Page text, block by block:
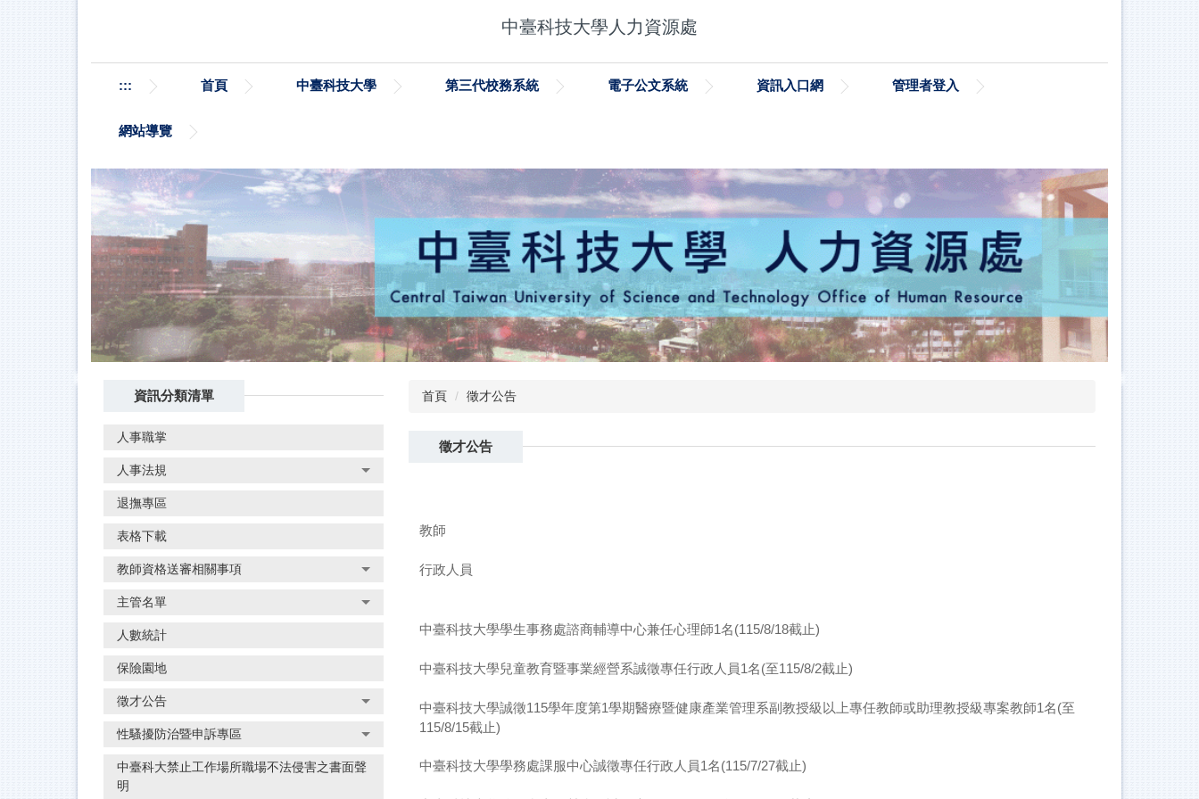
中臺科技大學人力資源處
::: 首頁 中臺科技大學 第三代校務系統 電子公文系統 資訊入口網 管理者登入
網站導覽
資訊分類清單
人事職掌
人事法規
退撫專區
表格下載
教師資格送審相關事項
主管名單
人數統計
保險園地
徵才公告
性騷擾防治暨申訴專區
中臺科大禁止工作場所職場不法侵害之書面聲
明
首頁 徵才公告
徵才公告
教師
行政人員
中臺科技大學學生事務處諮商輔導中心兼任心理師1名(115/8/18截止)
中臺科技大學兒童教育暨事業經營系誠徵專任行政人員1名(至115/8/2截止)
中臺科技大學誠徵115學年度第1學期醫療暨健康產業管理系副教授級以上專任教師或助理教授級專案教師1名(至
115/8/15截止)
中臺科技大學學務處課服中心誠徵專任行政人員1名(115/7/27截止)